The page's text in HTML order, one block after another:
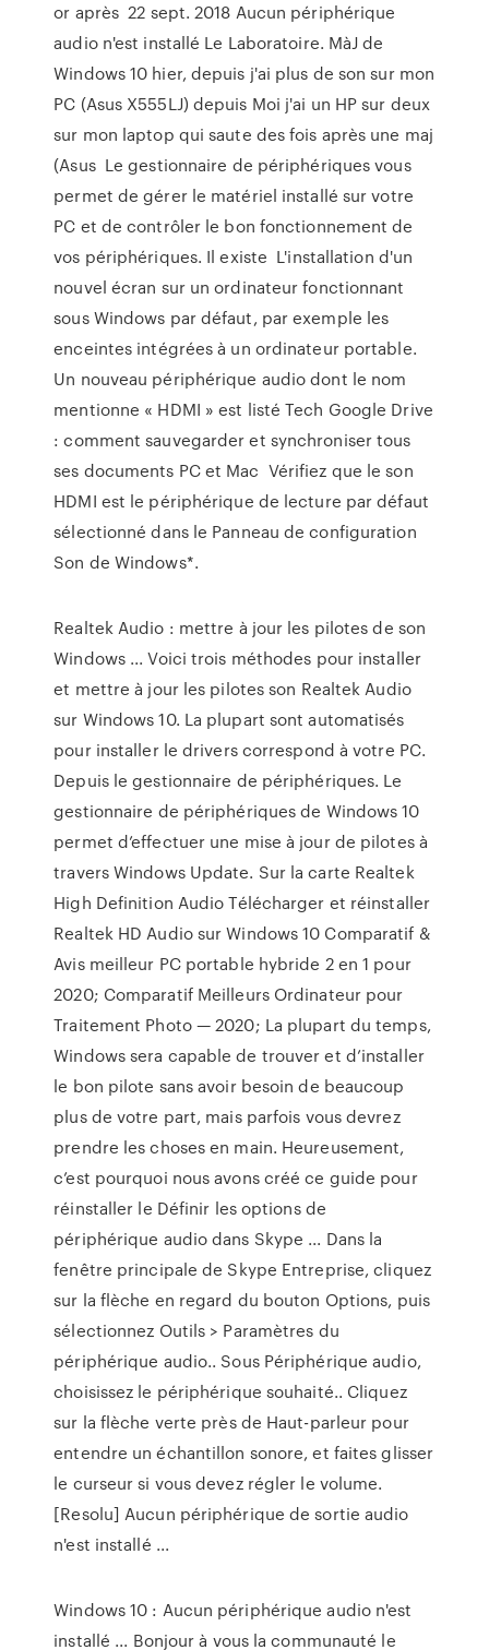
or après 22 sept. 2018 Aucun périphérique
audio n'est installé Le Laboratoire. MàJ de
Windows 10 hier, depuis j'ai plus de son sur mon
PC (Asus X555LJ) depuis Moi j'ai un HP sur deux
sur mon laptop qui saute des fois après une maj
(Asus Le gestionnaire de périphériques vous
permet de gérer le matériel installé sur votre
PC et de contrôler le bon fonctionnement de
vos périphériques. Il existe L'installation d'un
nouvel écran sur un ordinateur fonctionnant
sous Windows par défaut, par exemple les
enceintes intégrées à un ordinateur portable.
Un nouveau périphérique audio dont le nom
mentionne « HDMI » est listé Tech Google Drive
: comment sauvegarder et synchroniser tous
ses documents PC et Mac Vérifiez que le son
HDMI est le périphérique de lecture par défaut
sélectionné dans le Panneau de configuration
Son de Windows*.
Realtek Audio : mettre à jour les pilotes de son
Windows ... Voici trois méthodes pour installer
et mettre à jour les pilotes son Realtek Audio
sur Windows 10. La plupart sont automatisés
pour installer le drivers correspond à votre PC.
Depuis le gestionnaire de périphériques. Le
gestionnaire de périphériques de Windows 10
permet d’effectuer une mise à jour de pilotes à
travers Windows Update. Sur la carte Realtek
High Definition Audio Télécharger et réinstaller
Realtek HD Audio sur Windows 10 Comparatif &
Avis meilleur PC portable hybride 2 en 1 pour
2020; Comparatif Meilleurs Ordinateur pour
Traitement Photo — 2020; La plupart du temps,
Windows sera capable de trouver et d’installer
le bon pilote sans avoir besoin de beaucoup
plus de votre part, mais parfois vous devrez
prendre les choses en main. Heureusement,
c’est pourquoi nous avons créé ce guide pour
réinstaller le Définir les options de
périphérique audio dans Skype ... Dans la
fenêtre principale de Skype Entreprise, cliquez
sur la flèche en regard du bouton Options, puis
sélectionnez Outils > Paramètres du
périphérique audio.. Sous Périphérique audio,
choisissez le périphérique souhaité.. Cliquez
sur la flèche verte près de Haut-parleur pour
entendre un échantillon sonore, et faites glisser
le curseur si vous devez régler le volume.
[Resolu] Aucun périphérique de sortie audio
n'est installé ...
Windows 10 : Aucun périphérique audio n'est
installé ... Bonjour à vous la communauté le